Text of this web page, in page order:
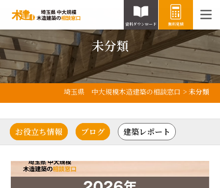
資料ダウンロード 無料見積
未分類
埼玉県 中大規模木造建築の相談窓口 > 未分類
お役立ち情報 ブログ 建築レポート